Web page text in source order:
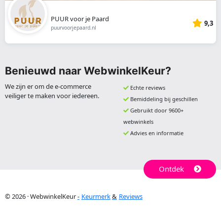
PUUR voor je Paard
puurvoorjepaard.nl 9,3
Benieuwd naar WebwinkelKeur?
We zijn er om de e-commerce
veiliger te maken voor iedereen.
Echte reviews
Bemiddeling bij geschillen
Gebruikt door 9600+
webwinkels
Advies en informatie
Ontdek
© 2026 · WebwinkelKeur Keurmerk Reviews